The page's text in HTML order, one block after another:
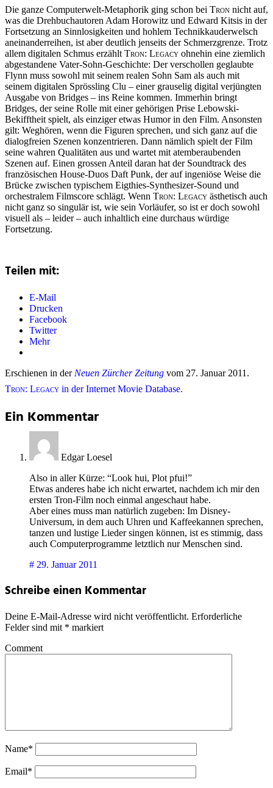
Die ganze Computerwelt-Metaphorik ging schon bei Tron nicht auf,
was die Drehbuchautoren Adam Horowitz und Edward Kitsis in der
Fortsetzung an Sinnlosigkeiten und hohlem Technikkauderwelsch
aneinanderreihen, ist aber deutlich jenseits der Schmerzgrenze. Trotz
allem digitalen Schmus erzähltTron: Legacy ohnehin eine ziemlich
abgestandene Vater-Sohn-Geschichte: Der verschollen geglaubte
Flynn muss sowohl mit seinem realen Sohn Sam als auch mit
seinem digitalen Sprössling Clu – einer grauselig digital verjüngten
Ausgabe von Bridges – ins Reine kommen. Immerhin bringt
Bridges, der seine Rolle mit einer gehörigen Prise Lebowski-
Bekifftheit spielt, als einziger etwas Humor in den Film. Ansonsten
gilt: Weghören, wenn die Figuren sprechen, und sich ganz auf die
dialogfreien Szenen konzentrieren. Dann nämlich spielt der Film
seine wahren Qualitäten aus und wartet mit atemberaubenden
Szenen auf. Einen grossen Anteil daran hat der Soundtrack des
französischen House-Duos Daft Punk, der auf ingeniöse Weise die
Brücke zwischen typischem Eigthies-Synthesizer-Sound und
orchestralem Filmscore schlägt. Wenn Tron: Legacy ästhetisch auch
nicht ganz so singulär ist, wie sein Vorläufer, so ist er doch sowohl
visuell als – leider – auch inhaltlich eine durchaus würdige
Fortsetzung.
Teilen mit:
E-Mail
Drucken
Facebook
Twitter
Mehr
Erschienen in der Neuen Zürcher Zeitung vom 27. Januar 2011.
Tron: Legacy in der Internet Movie Database.
Ein Kommentar
Edgar Loesel
Also in aller Kürze: “Look hui, Plot pfui!”
Etwas anderes habe ich nicht erwartet, nachdem ich mir den
ersten Tron-Film noch einmal angeschaut habe.
Aber eines muss man natürlich zugeben: Im Disney-
Universum, in dem auch Uhren und Kaffeekannen sprechen,
tanzen und lustige Lieder singen können, ist es stimmig, dass
auch Computerprogramme letztlich nur Menschen sind.
# 29. Januar 2011
Schreibe einen Kommentar
Deine E-Mail-Adresse wird nicht veröffentlicht. Erforderliche
Felder sind mit * markiert
Comment
Name*
Email*